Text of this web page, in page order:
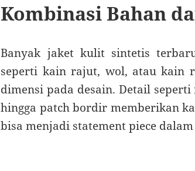
Kombinasi Bahan
Banyak jaket kulit sintetis
seperti kain rajut, wol, atau kain
dimensi pada desain. Detail
hingga patch bordir memberikan
bisa menjadi statement piece